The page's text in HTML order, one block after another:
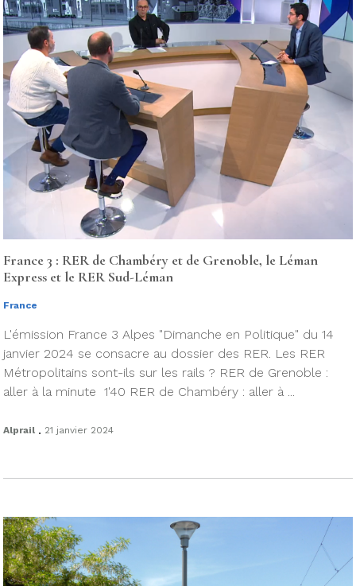
France 3 : RER de Chambéry et de Grenoble, le Léman
Express et le RER Sud-Léman
France
L'émission France 3 Alpes "Dimanche en Politique" du 14
janvier 2024 se consacre au dossier des RER. Les RER
Métropolitains sont-ils sur les rails ? RER de Grenoble :
aller à la minute 1'40 RER de Chambéry : aller à ...
Alprail . 21 janvier 2024